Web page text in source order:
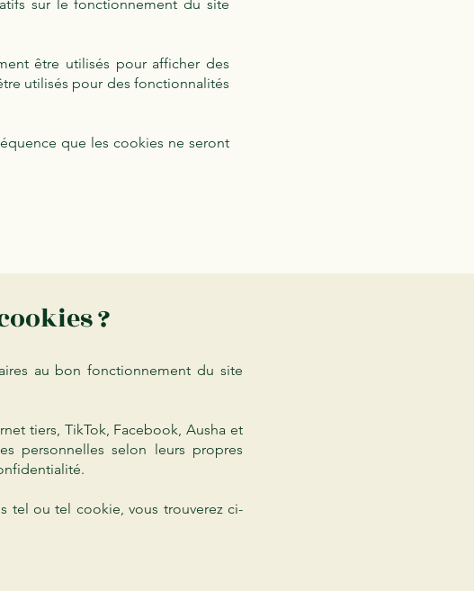
sur le fonctionnement du site
être utilisés pour afficher des
utilisés pour des fonctionnalités
que les cookies ne seront
?
au bon fonctionnement du site
tiers, TikTok, Facebook, Ausha et
personnelles selon leurs propres
tel ou tel cookie, vous trouverez ci-